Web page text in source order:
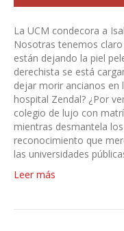
La UCM condecora a
Nosotras tenemos
están dejando la piel
derechista se está
dejar morir ancianos en
hospital Zendal? ¿Por
colegio de lujo con
mientras desmantela los
reconocimiento que
las universidades
Leer más